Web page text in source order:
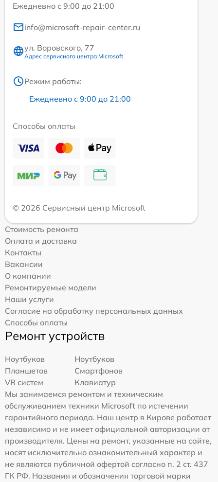
Ежедневно с 9:00 до 21:00
info@microsoft-repair-center.ru
ул. Воровского, 77
Адрес сервисного центра Microsoft
Режим работы:
Ежедневно с 9:00 до 21:00
Способы оплаты
© 2026 Сервисный центр Microsoft
Стоимость ремонта
Оплата и доставка
Контакты
Вакансии
О компании
Ремонтируемые модели
Наши услуги
Согласие на обработку персональных данных
Способы оплаты
Ремонт устройств
Ноутбуков
Ноутбуков
Планшетов
Смартфонов
VR систем
Клавиатур
Мы занимаемся ремонтом и техническим
обслуживанием техники Microsoft по истечении
гарантийного периода. Наш центр в Кирове работает
независимо и не имеет официальной авторизации от
производителя. Цены на ремонт, указанные на сайте,
носят исключительно ознакомительный характер и
не являются публичной офертой согласно п. 2 ст. 437
ГК РФ. Названия и обозначения торговой марки